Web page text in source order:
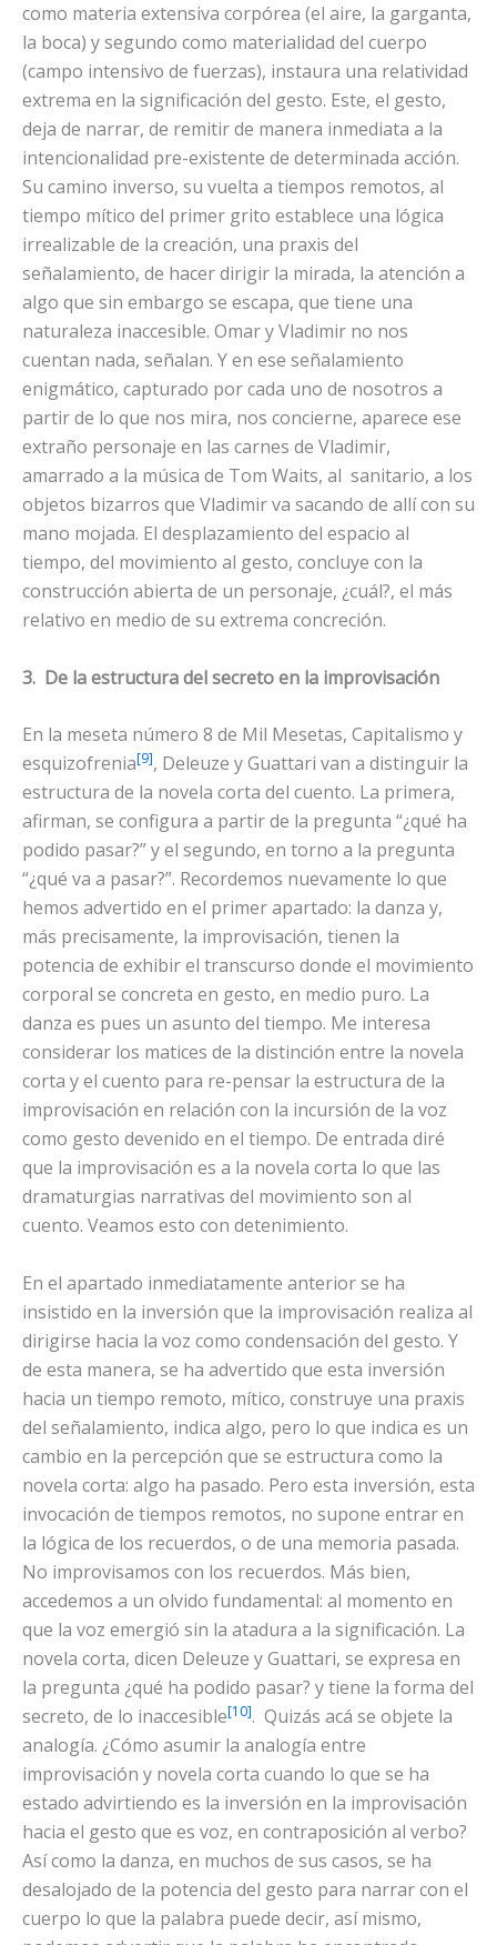
como materia extensiva corpórea (el aire, la garganta,
la boca) y segundo como materialidad del cuerpo
(campo intensivo de fuerzas), instaura una relatividad
extrema en la significación del gesto. Este, el gesto,
deja de narrar, de remitir de manera inmediata a la
intencionalidad pre-existente de determinada acción.
Su camino inverso, su vuelta a tiempos remotos, al
tiempo mítico del primer grito establece una lógica
irrealizable de la creación, una praxis del
señalamiento, de hacer dirigir la mirada, la atención a
algo que sin embargo se escapa, que tiene una
naturaleza inaccesible. Omar y Vladimir no nos
cuentan nada, señalan. Y en ese señalamiento
enigmático, capturado por cada uno de nosotros a
partir de lo que nos mira, nos concierne, aparece ese
extraño personaje en las carnes de Vladimir,
amarrado a la música de Tom Waits, al sanitario, a los
objetos bizarros que Vladimir va sacando de allí con su
mano mojada. El desplazamiento del espacio al
tiempo, del movimiento al gesto, concluye con la
construcción abierta de un personaje, ¿cuál?, el más
relativo en medio de su extrema concreción.
3. De la estructura del secreto en la improvisación
En la meseta número 8 de Mil Mesetas, Capitalismo y
esquizofrenia[9], Deleuze y Guattari van a distinguir la
estructura de la novela corta del cuento. La primera,
afirman, se configura a partir de la pregunta “¿qué ha
podido pasar?” y el segundo, en torno a la pregunta
“¿qué va a pasar?”. Recordemos nuevamente lo que
hemos advertido en el primer apartado: la danza y,
más precisamente, la improvisación, tienen la
potencia de exhibir el transcurso donde el movimiento
corporal se concreta en gesto, en medio puro. La
danza es pues un asunto del tiempo. Me interesa
considerar los matices de la distinción entre la novela
corta y el cuento para re-pensar la estructura de la
improvisación en relación con la incursión de la voz
como gesto devenido en el tiempo. De entrada diré
que la improvisación es a la novela corta lo que las
dramaturgias narrativas del movimiento son al
cuento. Veamos esto con detenimiento.
En el apartado inmediatamente anterior se ha
insistido en la inversión que la improvisación realiza al
dirigirse hacia la voz como condensación del gesto. Y
de esta manera, se ha advertido que esta inversión
hacia un tiempo remoto, mítico, construye una praxis
del señalamiento, indica algo, pero lo que indica es un
cambio en la percepción que se estructura como la
novela corta: algo ha pasado. Pero esta inversión, esta
invocación de tiempos remotos, no supone entrar en
la lógica de los recuerdos, o de una memoria pasada.
No improvisamos con los recuerdos. Más bien,
accedemos a un olvido fundamental: al momento en
que la voz emergió sin la atadura a la significación. La
novela corta, dicen Deleuze y Guattari, se expresa en
la pregunta ¿qué ha podido pasar? y tiene la forma del
secreto, de lo inaccesible[10]. Quizás acá se objete la
analogía. ¿Cómo asumir la analogía entre
improvisación y novela corta cuando lo que se ha
estado advirtiendo es la inversión en la improvisación
hacia el gesto que es voz, en contraposición al verbo?
Así como la danza, en muchos de sus casos, se ha
desalojado de la potencia del gesto para narrar con el
cuerpo lo que la palabra puede decir, así mismo,